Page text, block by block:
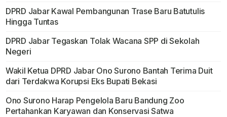
DPRD Jabar Kawal Pembangunan Trase Baru Batutulis
Hingga Tuntas
DPRD Jabar Tegaskan Tolak Wacana SPP di Sekolah
Negeri
Wakil Ketua DPRD Jabar Ono Surono Bantah Terima Duit
dari Terdakwa Korupsi Eks Bupati Bekasi
Ono Surono Harap Pengelola Baru Bandung Zoo
Pertahankan Karyawan dan Konservasi Satwa